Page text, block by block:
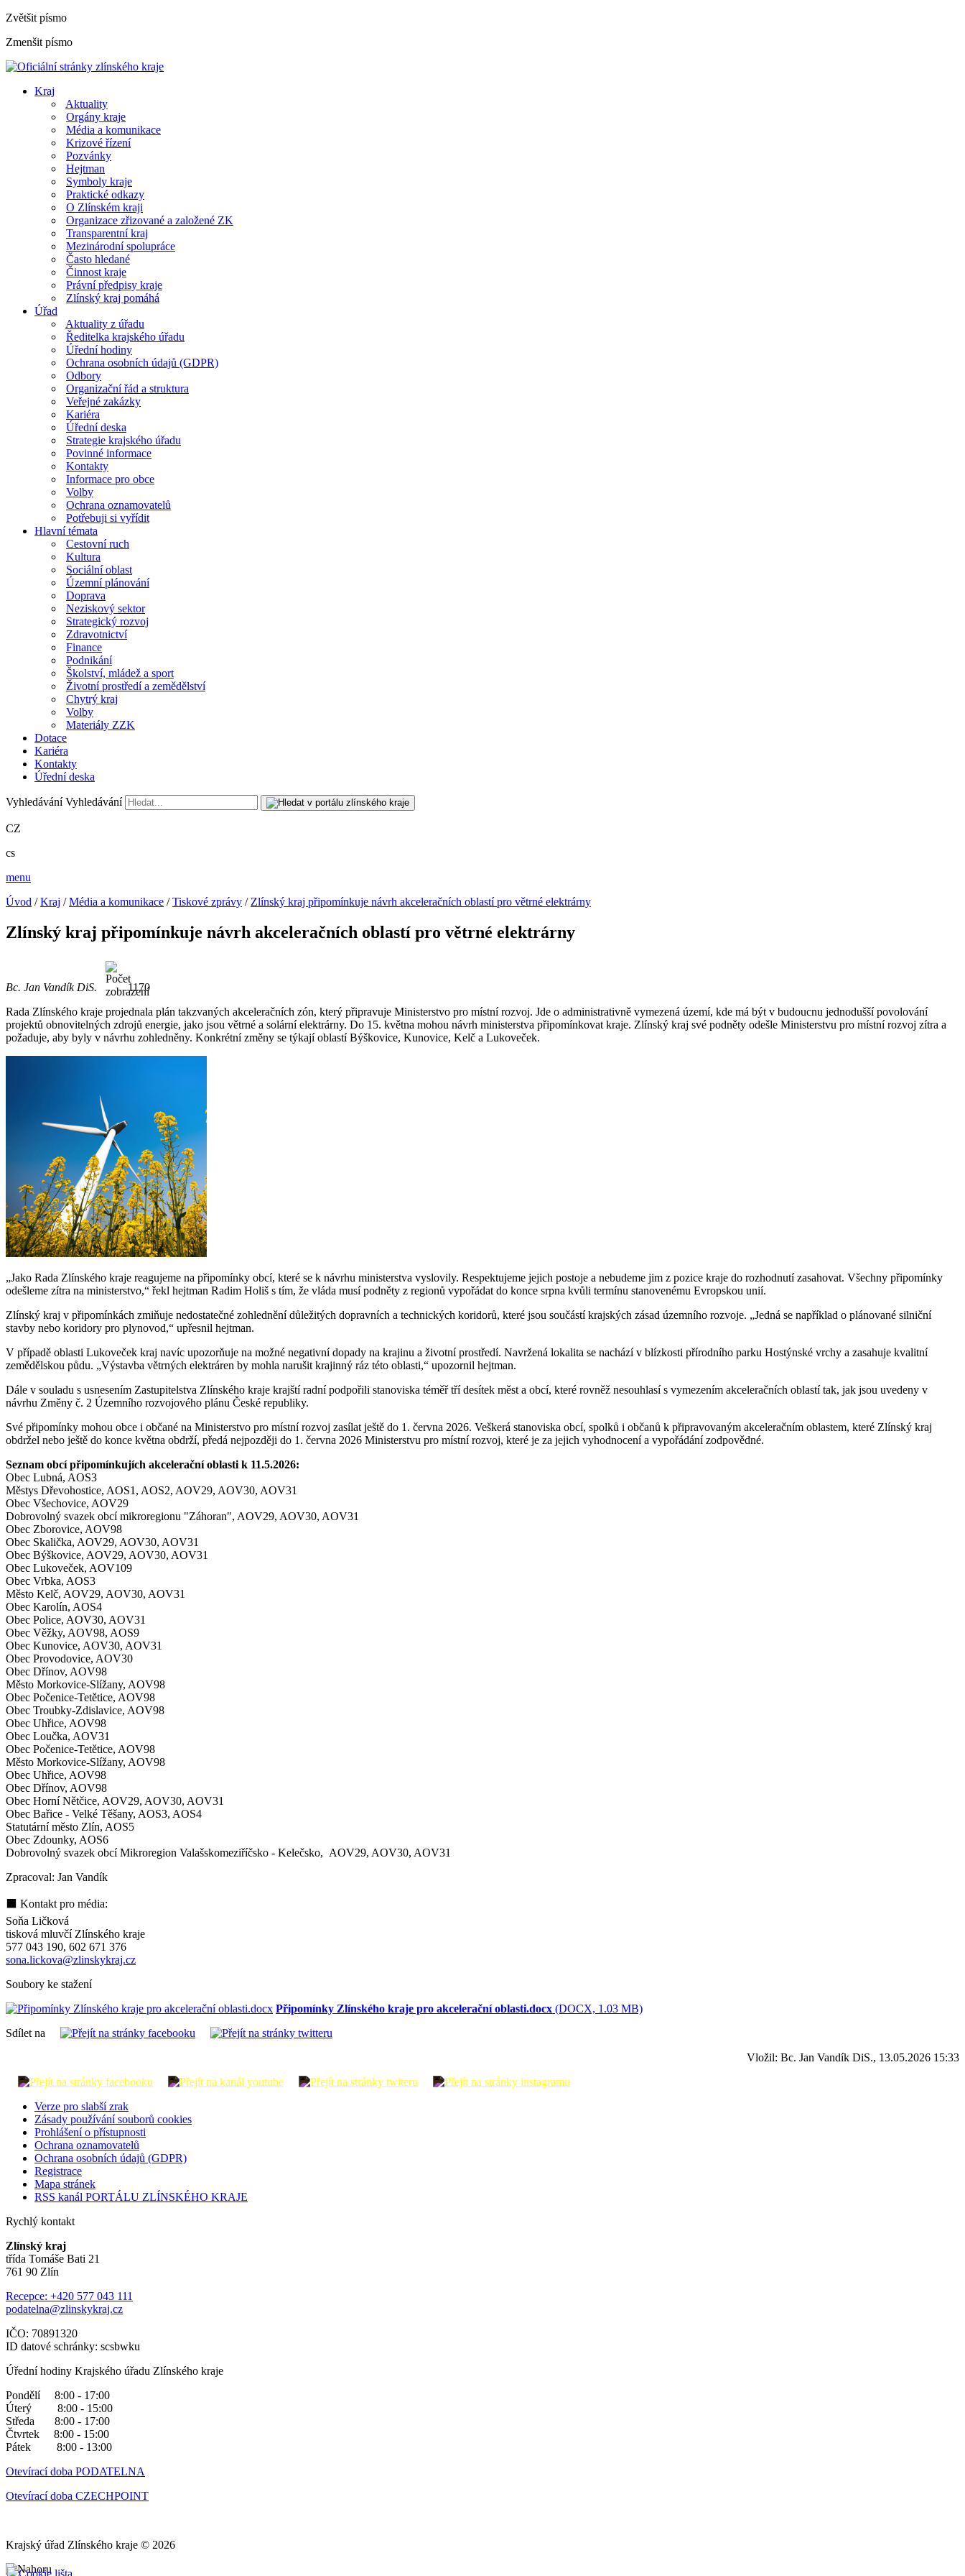
Zvětšit písmo
Zmenšit písmo
Kraj
Aktuality
Orgány kraje
Média a komunikace
Krizové řízení
Pozvánky
Hejtman
Symboly kraje
Praktické odkazy
O Zlínském kraji
Organizace zřizované a založené ZK
Transparentní kraj
Mezinárodní spolupráce
Často hledané
Činnost kraje
Právní předpisy kraje
Zlínský kraj pomáhá
Úřad
Aktuality z úřadu
Ředitelka krajského úřadu
Úřední hodiny
Ochrana osobních údajů (GDPR)
Odbory
Organizační řád a struktura
Veřejné zakázky
Kariéra
Úřední deska
Strategie krajského úřadu
Povinné informace
Kontakty
Informace pro obce
Volby
Ochrana oznamovatelů
Potřebuji si vyřídit
Hlavní témata
Cestovní ruch
Kultura
Sociální oblast
Územní plánování
Doprava
Neziskový sektor
Strategický rozvoj
Zdravotnictví
Finance
Podnikání
Školství, mládež a sport
Životní prostředí a zemědělství
Chytrý kraj
Volby
Materiály ZZK
Dotace
Kariéra
Kontakty
Úřední deska
Vyhledávání Vyhledávání
CZ
cs
menu
Úvod /Kraj /Média a komunikace /Tiskové zprávy / Zlínský kraj připomínkuje návrh akceleračních oblastí pro větrné elektrárny
Zlínský kraj připomínkuje návrh akceleračních oblastí pro větrné elektrárny
Bc. Jan Vandík DiS.
1170
Rada Zlínského kraje projednala plán takzvaných akceleračních zón, který připravuje Ministerstvo pro místní rozvoj. Jde o administrativně vymezená území, kde má být v budoucnu jednodušší povolování
projektů obnovitelných zdrojů energie, jako jsou větrné a solární elektrárny. Do 15. května mohou návrh ministerstva připomínkovat kraje. Zlínský kraj své podněty odešle Ministerstvu pro místní rozvoj zítra a
požaduje, aby byly v návrhu zohledněny. Konkrétní změny se týkají oblastí Býškovice, Kunovice, Kelč a Lukoveček.
„Jako Rada Zlínského kraje reagujeme na připomínky obcí, které se k návrhu ministerstva vyslovily. Respektujeme jejich postoje a nebudeme jim z pozice kraje do rozhodnutí zasahovat. Všechny připomínky
odešleme zítra na ministerstvo,“ řekl hejtman Radim Holiš s tím, že vláda musí podněty z regionů vypořádat do konce srpna kvůli termínu stanovenému Evropskou unií.
Zlínský kraj v připomínkách zmiňuje nedostatečné zohlednění důležitých dopravních a technických koridorů, které jsou součástí krajských zásad územního rozvoje. „Jedná se například o plánované silniční
stavby nebo koridory pro plynovod,“ upřesnil hejtman.
V případě oblasti Lukoveček kraj navíc upozorňuje na možné negativní dopady na krajinu a životní prostředí. Navržená lokalita se nachází v blízkosti přírodního parku Hostýnské vrchy a zasahuje kvalitní
zemědělskou půdu. „Výstavba větrných elektráren by mohla narušit krajinný ráz této oblasti,“ upozornil hejtman.
Dále v souladu s usnesením Zastupitelstva Zlínského kraje krajští radní podpořili stanoviska téměř tří desítek měst a obcí, které rovněž nesouhlasí s vymezením akceleračních oblastí tak, jak jsou uvedeny v
návrhu Změny č. 2 Územního rozvojového plánu České republiky.
Své připomínky mohou obce i občané na Ministerstvo pro místní rozvoj zasílat ještě do 1. června 2026. Veškerá stanoviska obcí, spolků i občanů k připravovaným akceleračním oblastem, které Zlínský kraj
obdržel nebo ještě do konce května obdrží, předá nejpozději do 1. června 2026 Ministerstvu pro místní rozvoj, které je za jejich vyhodnocení a vypořádání zodpovědné.
Seznam obcí připomínkujích akcelerační oblasti k 11.5.2026:
Obec Lubná, AOS3
Městys Dřevohostice, AOS1, AOS2, AOV29, AOV30, AOV31
Obec Všechovice, AOV29
Dobrovolný svazek obcí mikroregionu "Záhoran", AOV29, AOV30, AOV31
Obec Zborovice, AOV98
Obec Skalička, AOV29, AOV30, AOV31
Obec Býškovice, AOV29, AOV30, AOV31
Obec Lukoveček, AOV109
Obec Vrbka, AOS3
Město Kelč, AOV29, AOV30, AOV31
Obec Karolín, AOS4
Obec Police, AOV30, AOV31
Obec Věžky, AOV98, AOS9
Obec Kunovice, AOV30, AOV31
Obec Provodovice, AOV30
Obec Dřínov, AOV98
Město Morkovice-Slížany, AOV98
Obec Počenice-Tetětice, AOV98
Obec Troubky-Zdislavice, AOV98
Obec Uhřice, AOV98
Obec Loučka, AOV31
Obec Počenice-Tetětice, AOV98
Město Morkovice-Slížany, AOV98
Obec Uhřice, AOV98
Obec Dřínov, AOV98
Obec Horní Nětčice, AOV29, AOV30, AOV31
Obec Bařice - Velké Těšany, AOS3, AOS4
Statutární město Zlín, AOS5
Obec Zdounky, AOS6
Dobrovolný svazek obcí Mikroregion Valašskomeziříčsko - Kelečsko, AOV29, AOV30, AOV31
Zpracoval: Jan Vandík
⬛ Kontakt pro média:
Soňa Ličková
tisková mluvčí Zlínského kraje
577 043 190, 602 671 376
sona.lickova@zlinskykraj.cz
Soubory ke stažení
Připomínky Zlínského kraje pro akcelerační oblasti.docx (DOCX, 1.03 MB)
Sdílet na
Vložil: Bc. Jan Vandík DiS., 13.05.2026 15:33
Verze pro slabší zrak
Zásady používání souborů cookies
Prohlášení o přístupnosti
Ochrana oznamovatelů
Ochrana osobních údajů (GDPR)
Registrace
Mapa stránek
RSS kanál PORTÁLU ZLÍNSKÉHO KRAJE
Rychlý kontakt
Zlínský kraj
třída Tomáše Bati 21
761 90 Zlín
Recepce: +420 577 043 111
podatelna@zlinskykraj.cz
IČO: 70891320
ID datové schránky: scsbwku
Úřední hodiny Krajského úřadu Zlínského kraje
Pondělí 8:00 - 17:00
Úterý 8:00 - 15:00
Středa 8:00 - 17:00
Čtvrtek 8:00 - 15:00
Pátek 8:00 - 13:00
Otevírací doba PODATELNA
Otevírací doba CZECHPOINT
Krajský úřad Zlínského kraje © 2026